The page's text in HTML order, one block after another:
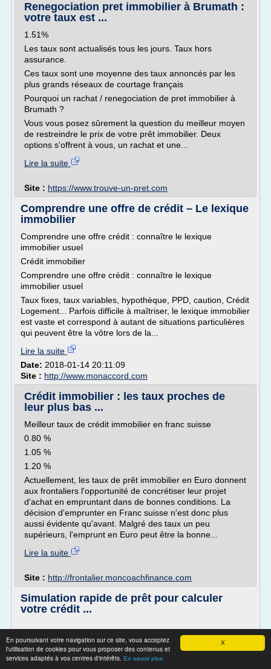
X
En poursuivant votre navigation sur ce site, vous acceptez
l'utilisation de cookies pour vous proposer des contenus et
services adaptés à vos centres d'intérêts. En savoir plus
Renegociation pret immobilier à Brumath :
votre taux est ...
1.51%
Les taux sont actualisés tous les jours. Taux hors
assurance.
Ces taux sont une moyenne des taux annoncés par les
plus grands réseaux de courtage français
Pourquoi un rachat / renegociation de pret immobilier à
Brumath ?
Vous vous posez sûrement la question du meilleur moyen
de restreindre le prix de votre prêt immobilier. Deux
options s'offrent à vous, un rachat et une...
Lire la suite
Site : https://www.trouve-un-pret.com
Comprendre une offre de crédit – Le lexique
immobilier
Comprendre une offre crédit : connaître le lexique
immobilier usuel
Crédit immobilier
Comprendre une offre crédit : connaître le lexique
immobilier usuel
Taux fixes, taux variables, hypothèque, PPD, caution, Crédit
Logement... Parfois difficile à maîtriser, le lexique immobilier
est vaste et correspond à autant de situations particulières
qui peuvent être la vôtre lors de la...
Lire la suite
Date: 2018-01-14 20:11:09
Site : http://www.monaccord.com
Crédit immobilier : les taux proches de
leur plus bas ...
Meilleur taux de crédit immobilier en franc suisse
0.80 %
1.05 %
1.20 %
Actuellement, les taux de prêt immobilier en Euro donnent
aux frontaliers l'opportunité de concrétiser leur projet
d'achat en empruntant dans de bonnes conditions. La
décision d'emprunter en Franc suisse n'est donc plus
aussi évidente qu'avant. Malgré des taux un peu
supérieurs, l'emprunt en Euro peut être la bonne...
Lire la suite
Site : http://frontalier.moncoachfinance.com
Simulation rapide de prêt pour calculer
votre crédit ...
SIMULEZ VOTRE PRET IMMOBILIER GRATUITEMENT ET
SANS ENGAGEMENT
Le simulateur de crédit immobilier de 2L Courtage vous